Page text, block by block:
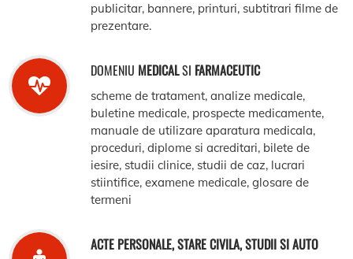
publicitar, bannere, printuri, subtitrari filme de
prezentare.
DOMENIU MEDICALSI FARMACEUTIC
scheme de tratament, analize medicale,
buletine medicale, prospecte medicamente,
manuale de utilizare aparatura medicala,
proceduri, diplome si acreditari, bilete de
iesire, studii clinice, studii de caz, lucrari
stiintifice, examene medicale, glosare de
termeni
ACTE PERSONALE, STARE CIVILA, STUDII SI AUTO